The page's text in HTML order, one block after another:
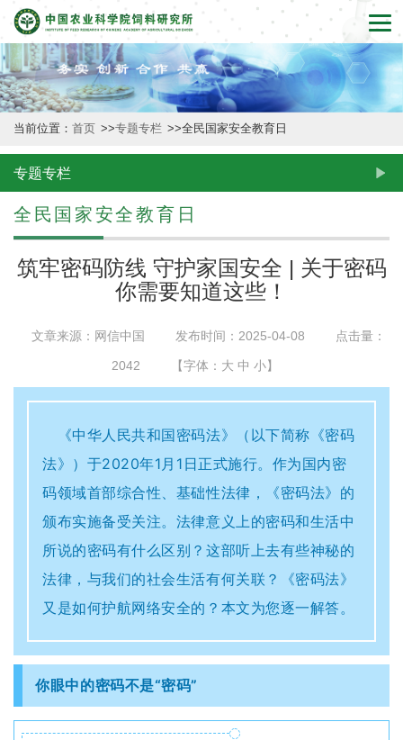
首
页
本
所
概
况
新
闻
创
当前位置： 首页 >>专题专栏 >>全民国家安全教育日
专题专栏
全民国家安全教育日
筑牢密码防线 守护家国安全 | 关于密码
你需要知道这些！
文章来源：网信中国 发布时间：2025-04-08 点击量：
2042 【字体： 大 中 小】
《中华人民共和国密码法》（以下简称《密码
法》）于2020年1月1日正式施行。作为国内密
码领域首部综合性、基础性法律，《密码法》的
颁布实施备受关注。法律意义上的密码和生活中
所说的密码有什么区别？这部听上去有些神秘的
法律，与我们的社会生活有何关联？《密码法》
又是如何护航网络安全的？本文为您逐一解答。
你眼中的密码不是“密码”